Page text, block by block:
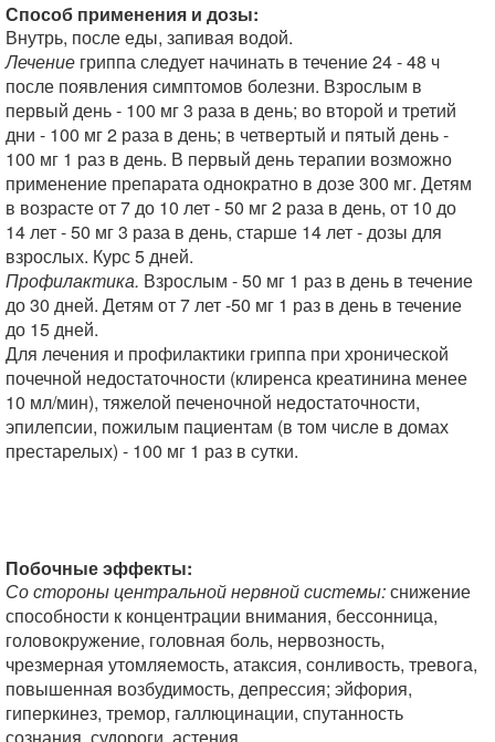
Способ применения и дозы:
Внутрь, после еды, запивая водой.
Лечение гриппа следует начинать в течение 24 - 48 ч
после появления симптомов болезни. Взрослым в
первый день - 100 мг 3 раза в день; во второй и третий
дни - 100 мг 2 раза в день; в четвертый и пятый день -
100 мг 1 раз в день. В первый день терапии возможно
применение препарата однократно в дозе 300 мг. Детям
в возрасте от 7 до 10 лет - 50 мг 2 раза в день, от 10 до
14 лет - 50 мг 3 раза в день, старше 14 лет - дозы для
взрослых. Курс 5 дней.
Профилактика. Взрослым - 50 мг 1 раз в день в течение
до 30 дней. Детям от 7 лет -50 мг 1 раз в день в течение
до 15 дней.
Для лечения и профилактики гриппа при хронической
почечной недостаточности (клиренса креатинина менее
10 мл/мин), тяжелой печеночной недостаточности,
эпилепсии, пожилым пациентам (в том числе в домах
престарелых) - 100 мг 1 раз в сутки.
Побочные эффекты:
Со стороны центральной нервной системы:снижение
способности к концентрации внимания, бессонница,
головокружение, головная боль, нервозность,
чрезмерная утомляемость, атаксия, сонливость, тревога,
повышенная возбудимость, депрессия; эйфория,
гиперкинез, тремор, галлюцинации, спутанность